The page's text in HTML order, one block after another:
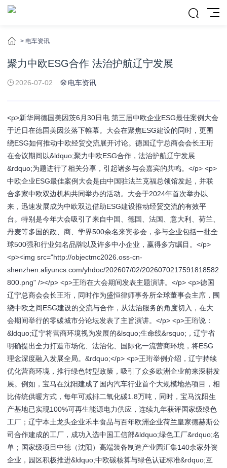
> 电车资讯
聚力中欧ESG合作 法治护航辽宁发展
2026-07-02 电车资讯
<p>新华网德国美因茨6月30日电 第三届中欧企业ESG最佳案例大会
于近日在德国美因茨落下帷幕。大会在聚焦ESG建设的同时，更围
绕ESG如何推动中欧经贸交流展开讨论。德国辽宁总商会会长王珩
在会议期间以&ldquo;聚力中欧ESG合作，法治护航辽宁发展
&rdquo;为题进行了相关分享，引起诸多与会嘉宾的共鸣。</p> <p>
中欧企业ESG最佳案例大会是由中国驻法兰克福总领馆发起，并联
合多家中欧双边机构共同举办的活动。大会于2024年首次举办以
来，迅速发展成为中欧双边借助ESG建设推动经贸交流的有效平
台。特别是今年大会吸引了来自中国、德国、法国、意大利、荷兰、
丹麦等多国的政、商、学界500余名来宾参会，参与企业包括一批全
球500强和行业知名品牌以及许多中小企业，赢得多方瞩目。</p>
<p><img src="http://objectmc2026.oss-cn-
shenzhen.aliyuncs.com/yhdoc/202607/02/2026070217591818582
800.png" /></p> <p>王珩在大会期间发表主题演讲。</p> <p>德国
辽宁总商会会长王珩，同时作为盛恒律师事务所全球董事会主席，围
绕中欧之间ESG建设的交流与合作，从法治服务的角度切入，在大
会期间举行的零碳城市分论坛发表了主旨演讲。</p> <p>王珩说：
&ldquo;辽宁将营商环境视为发展的&lsquo;生命线&rsquo;，辽宁省
明确提出全力打造市场化、法治化、国际化一流营商环境，将ESG
理念深度融入发展全局。&rdquo;</p> <p>王珩举例介绍，辽宁持续
优化营商环境，推行绿色转型政策，吸引了众多欧洲企业前来深耕发
展。例如，宝马在沈阳建成了国内汽车行业首个大规模地热项目，相
比传统供暖方式，每年可减排二氧化碳1.8万吨，同时，宝马沈阳生
产基地已实现100%可再生能源电力供应，连续九年获评国家级绿色
工厂；辽宁本土龙头企业禾丰食品与百年欧洲企业荷兰皇家德赫斯公
司合作建成的工厂，成功入选中国工信部&ldquo;绿色工厂&rdquo;名
单；国家级项目中德（沈阳）高端装备制造产业园汇集140余家外资
企业，园区积极推进&ldquo;中欧碳核算与绿色认证标准&rdquo;互